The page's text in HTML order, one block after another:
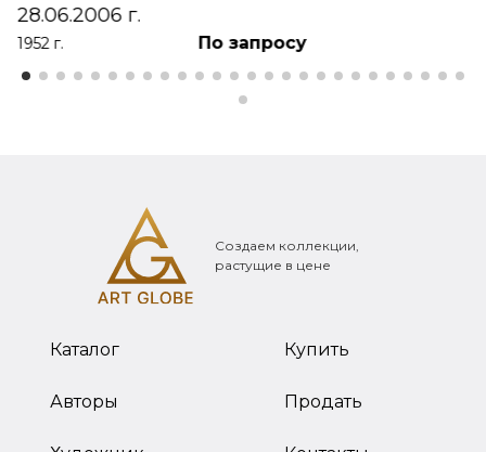
28.06.2006 г.
1952 г. По запросу
Создаем коллекции,
растущие в цене
Каталог
Авторы
Купить
Продать